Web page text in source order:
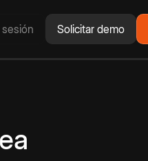
sesión Solicitar demo